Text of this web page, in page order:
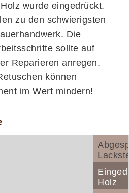
wurde eingedrückt.
zu den schwierigsten
Die
sollte auf
Reparieren anregen.
können
im Wert mindern!
Holz